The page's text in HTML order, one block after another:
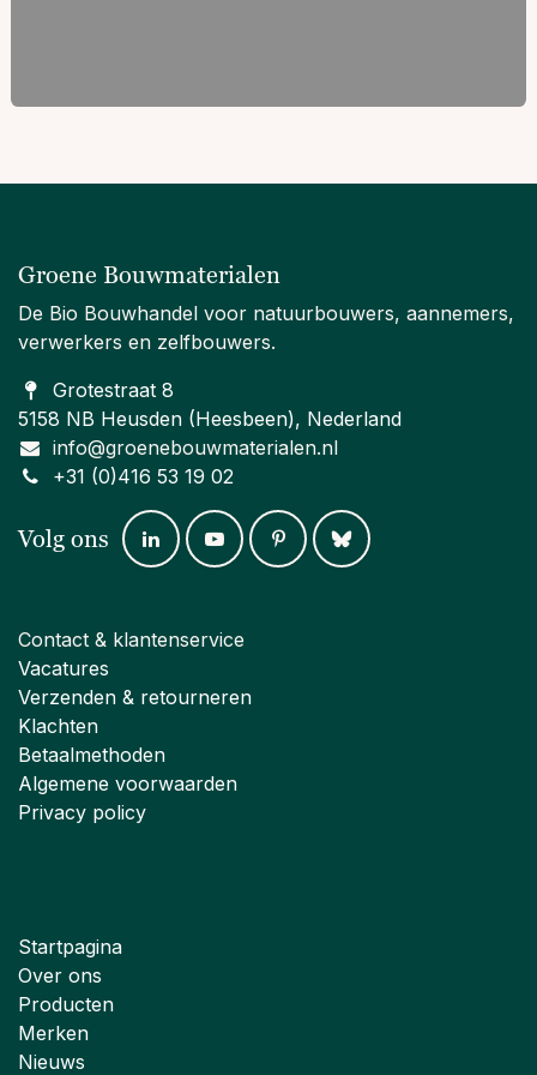
Groene Bouwmaterialen
De Bio Bouwhandel voor natuurbouwers, aannemers,
verwerkers en zelfbouwers.
Grotestraat 8
5158 NB Heusden (Heesbeen), Nederland
info@groenebouwmaterialen.nl
+31 (0)416 53 19 02
Volg ons
Contact & klantenservice
Vacatures
Verzenden & retourneren
Klachten
Betaalmethoden
Algemene voorwaarden
Privacy policy
Startpagina
Over ons
Producten
Merken
Nieuws